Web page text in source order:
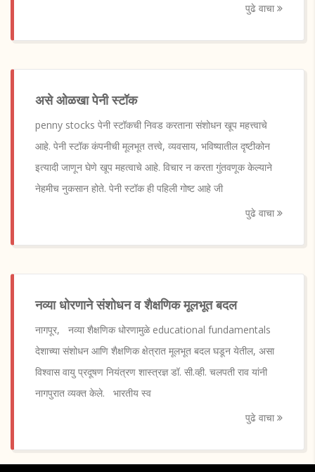
पुढे वाचा
असे ओळखा पेनी स्टॉक
penny stocks पेनी स्टॉकची निवड करताना संशोधन खूप महत्त्वाचे
आहे. पेनी स्टॉक कंपनीची मूलभूत तत्त्वे, व्यवसाय, भविष्यातील दृष्टीकोन
इत्यादी जाणून घेणे खूप महत्वाचे आहे. विचार न करता गुंतवणूक केल्याने
नेहमीच नुकसान होते. पेनी स्टॉक ही पहिली गोष्ट आहे जी
पुढे वाचा
नव्या धोरणाने संशोधन व शैक्षणिक मूलभूत बदल
नागपूर, नव्या शैक्षणिक धोरणामुळे educational fundamentals
देशाच्या संशोधन आणि शैक्षणिक क्षेत्रात मूलभूत बदल घडून येतील, असा
विश्वास वायु प्रदूषण नियंत्रण शास्त्रज्ञ डॉ. सी.व्ही. चलपती राव यांनी
नागपुरात व्यक्त केले. भारतीय स्व
पुढे वाचा